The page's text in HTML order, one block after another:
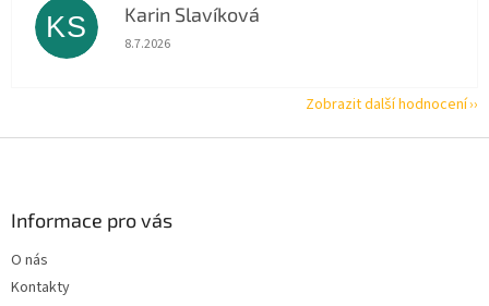
KS Karin Slavíková
Hodnocení obchodu je 5 z 5 hvězdiček.
8.7.2026
Zobrazit další hodnocení
Informace pro vás
O nás
Kontakty